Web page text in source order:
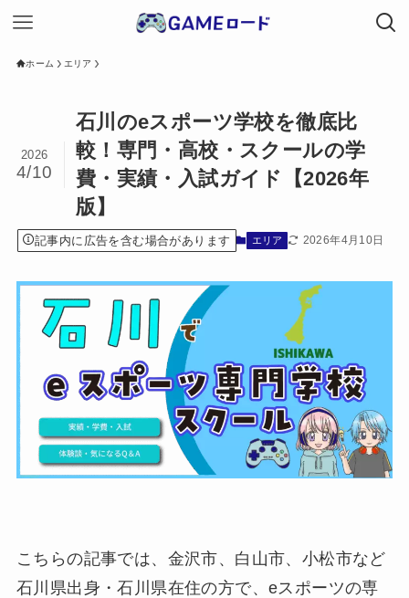
ホーム エリア
石川のeスポーツ学校を徹底比
較！専門・高校・スクールの学
費・実績・入試ガイド【2026年
版】
2026
4/10
記事内に広告を含む場合があります エリア 2026年4月10日
こちらの記事では、金沢市、白山市、小松市など
石川県出身・石川県在住の方で、eスポーツの専